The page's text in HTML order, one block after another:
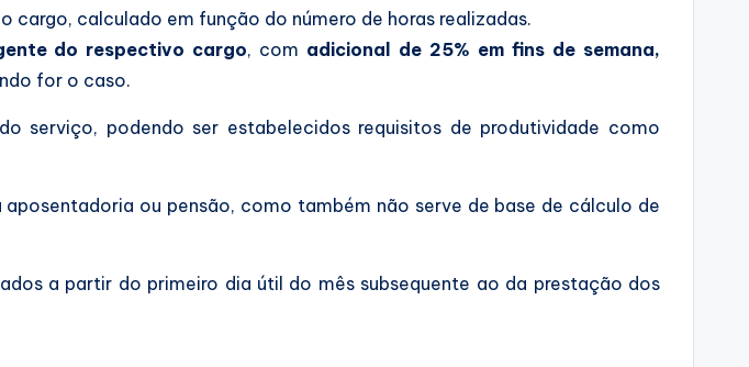
cargo, calculado em função do número de horas realizadas.
do respectivo cargo, com adicional de 25% em fins de semana,
for o caso.
serviço, podendo ser estabelecidos requisitos de produtividade como
ou pensão, como também não serve de base de cálculo de
a partir do primeiro dia útil do mês subsequente ao da prestação dos